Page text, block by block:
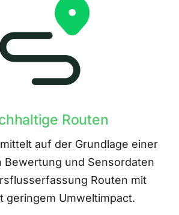
Routen
auf der Grundlage einer
Bewertung und Sensordaten
Routen mit
geringem Umweltimpact.